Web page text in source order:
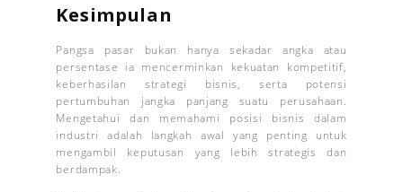
Kesimpulan
Pangsa pasar bukan hanya sekadar angka atau
persentase ia mencerminkan kekuatan kompetitif,
keberhasilan strategi bisnis, serta potensi
pertumbuhan jangka panjang suatu perusahaan.
Mengetahui dan memahami posisi bisnis dalam
industri adalah langkah awal yang penting untuk
mengambil keputusan yang lebih strategis dan
berdampak.